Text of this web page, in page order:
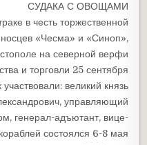
СУДАКА С ОВОЩАМИ
в честь торжественной
«Чесма» и «Синоп»,
на северной верфи
и торговли 25 сентября
великий князь
управляющий
генерал-адъютант, вице-
состоялся 6-8 мая